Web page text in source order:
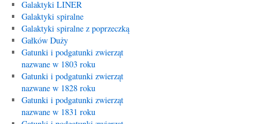
Galaktyki LINER
Galaktyki spiralne
Galaktyki spiralne z poprzeczką
Gałków Duży
Gatunki i podgatunki zwierząt
nazwane w 1803 roku
Gatunki i podgatunki zwierząt
nazwane w 1828 roku
Gatunki i podgatunki zwierząt
nazwane w 1831 roku